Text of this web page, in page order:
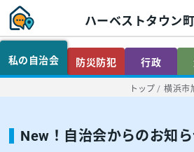
ハーベストタウン
私の自治会 防災防犯 行政
トップ / 横浜市
New！自治会からのお知